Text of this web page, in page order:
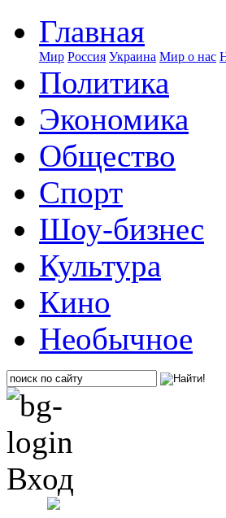
Главная
Мир Россия Украина Мир о нас
Политика
Экономика
Общество
Спорт
Шоу-бизнес
Культура
Кино
Необычное
Вход